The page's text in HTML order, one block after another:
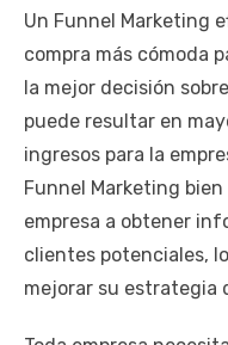
Un Funnel Marketing
compra más cómoda
la mejor decisión
puede resultar en
ingresos para la
Funnel Marketing
empresa a obtener
clientes potenciales,
mejorar su estrategia